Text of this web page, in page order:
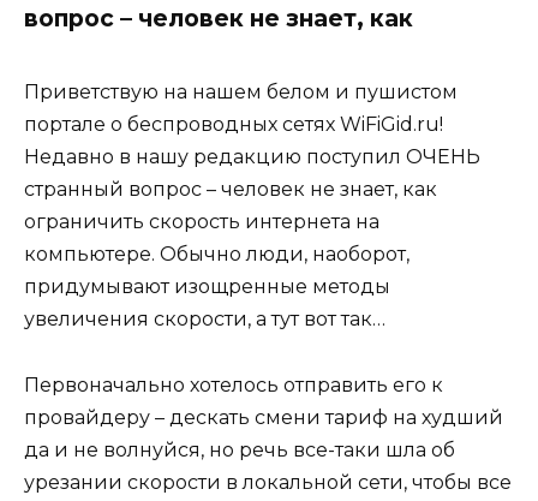
вопрос – человек не знает, как
Приветствую на нашем белом и пушистом
портале о беспроводных сетях WiFiGid.ru!
Недавно в нашу редакцию поступил ОЧЕНЬ
странный вопрос – человек не знает, как
ограничить скорость интернета на
компьютере. Обычно люди, наоборот,
придумывают изощренные методы
увеличения скорости, а тут вот так…
Первоначально хотелось отправить его к
провайдеру – дескать смени тариф на худший
да и не волнуйся, но речь все-таки шла об
урезании скорости в локальной сети, чтобы все